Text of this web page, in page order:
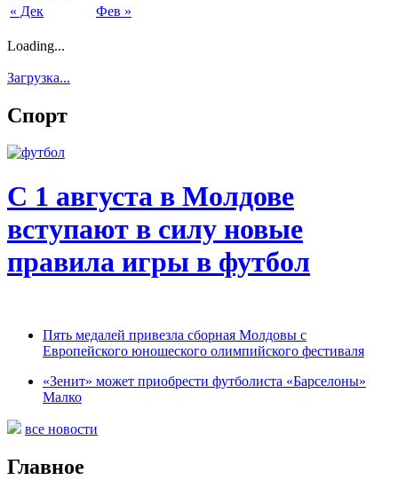
« Дек Фев »
Loading...
Загрузка...
Спорт
С 1 августа в Молдове
вступают в силу новые
правила игры в футбол
Пять медалей привезла сборная Молдовы с
Европейского юношеского олимпийского фестиваля
«Зенит» может приобрести футболиста «Барселоны»
Малко
все новости
Главное